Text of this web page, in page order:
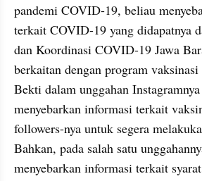
pandemi COVID-19, beliau
terkait COVID-19 yang didapatnya
dan Koordinasi COVID-19 Jawa
berkaitan dengan program
Bekti dalam unggahan
menyebarkan informasi terkait
followers-nya untuk segera
Bahkan, pada salah satu
menyebarkan informasi terkait